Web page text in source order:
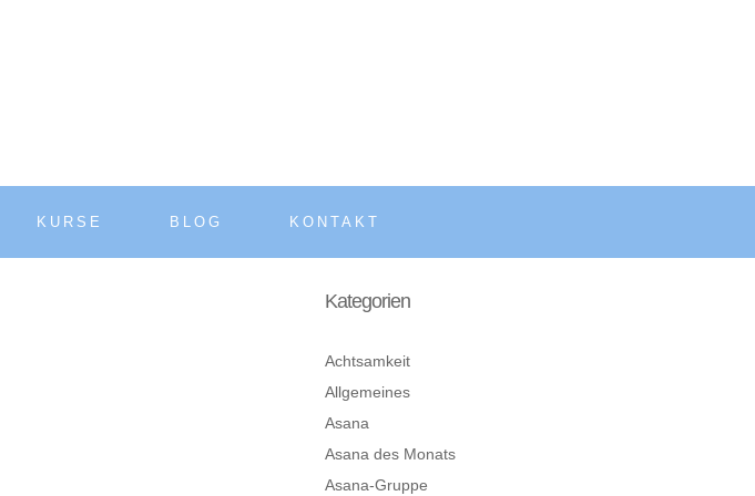
KURSE BLOG KONTAKT
Kategorien
Achtsamkeit
Allgemeines
Asana
Asana des Monats
Asana-Gruppe